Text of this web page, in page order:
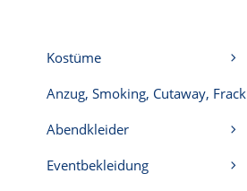
Kostüme
Anzug, Smoking, Cutaway, Frack
Abendkleider
Eventbekleidung